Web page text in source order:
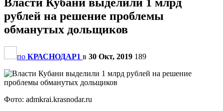
рублей на решение проблемы
обманутых дольщиков
по КРАСНОДАР1 в 30 Окт, 2019 189
Фото: admkrai.krasnodar.ru